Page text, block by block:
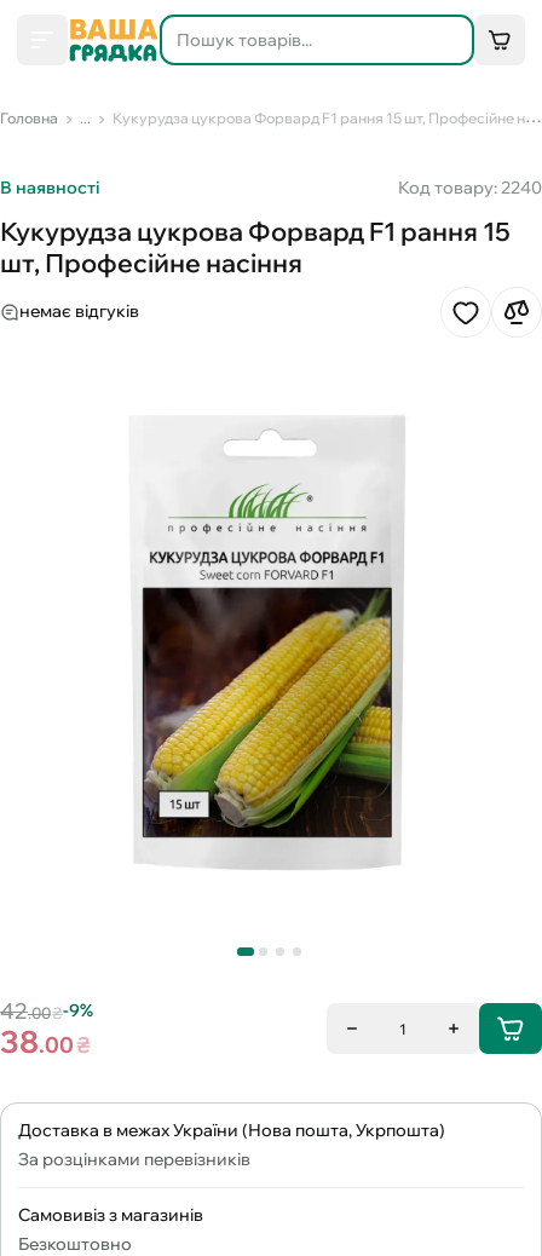
Головна ... Кукурудза цукрова Форвард F1 рання 15 шт, Професійне насіння
В наявності Код товару: 2240
Кукурудза цукрова Форвард F1 рання 15
шт, Професійне насіння
немає відгуків
42.00₴-9%
38.00₴
1
Доставка в межах України (Нова пошта, Укрпошта)
За розцінками перевізників
Самовивіз з магазинів
Безкоштовно